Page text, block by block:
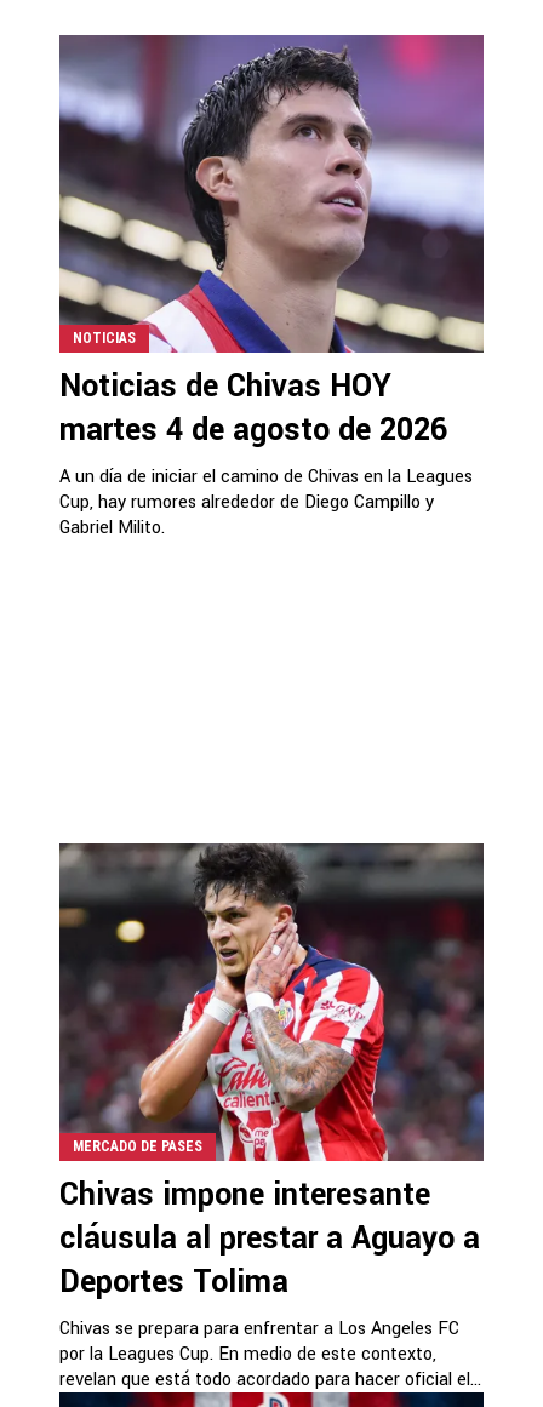
NOTICIAS
Noticias de Chivas HOY
martes 4 de agosto de 2026
A un día de iniciar el camino de Chivas en la Leagues
Cup, hay rumores alrededor de Diego Campillo y
Gabriel Milito.
MERCADO DE PASES
Chivas impone interesante
cláusula al prestar a Aguayo a
Deportes Tolima
Chivas se prepara para enfrentar a Los Angeles FC
por la Leagues Cup. En medio de este contexto,
revelan que está todo acordado para hacer oficial el...